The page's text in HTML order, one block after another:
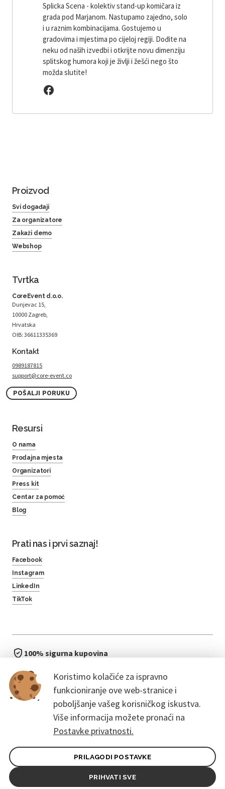
Splicka Scena - kolektiv stand-up komičara iz
grada pod Marjanom. Nastupamo zajedno, solo
i u raznim kombinacijama. Gostujemo u
gradovima i mjestima po cijeloj regiji. Dođite na
neku od naših izvedbi i otkrijte novu dimenziju
splitskog humora koji je življi i žešći nego što
možda slutite!
Koristimo kolačiće za ispravno
funkcioniranje ove web-stranice i
poboljšanje vašeg korisničkog iskustva.
Više informacija možete pronaći na
Postavke privatnosti.
PRILAGODI POSTAVKE
PRIHVATI SVE
Proizvod
Svi događaji
Za organizatore
Zakaži demo
Webshop
Tvrtka
CoreEvent d.o.o.
Dunjevac 15,
10000 Zagreb,
Hrvatska
OIB: 36611335369
Kontakt
0989187815
support@core-event.co
POŠALJI PORUKU
Resursi
O nama
Prodajna mjesta
Organizatori
Press kit
Centar za pomoć
Blog
Prati nas i prvi saznaj!
Facebook
Instagram
LinkedIn
TikTok
100% sigurna kupovina
bez čekanja u redu
Opći uvjeti ugovora za kupce
Pravila zaštite osobnih podataka
© 2026. CoreEvent